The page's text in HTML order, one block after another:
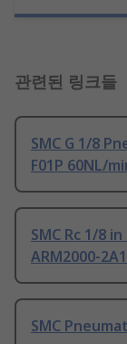
관련된 링크들
SMC G 1/8
F01P 60NL/
SMC Rc 1/8
ARM2000-
SMC